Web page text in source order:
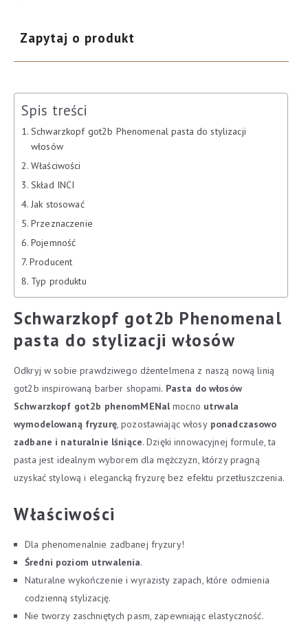
Zapytaj o produkt
Spis treści
Schwarzkopf got2b Phenomenal pasta do stylizacji
włosów
Właściwości
Skład INCI
Jak stosować
Przeznaczenie
Pojemność
Producent
Typ produktu
Schwarzkopf got2b Phenomenal
pasta do stylizacji włosów
Odkryj w sobie prawdziwego dżentelmena z naszą nową linią
got2b inspirowaną barber shopami. Pasta do włosów
Schwarzkopf got2b phenomMENalmocno utrwala
wymodelowaną fryzurę, pozostawiając włosyponadczasowo
zadbane i naturalnie lśniące. Dzięki innowacyjnej formule, ta
pasta jest idealnym wyborem dla mężczyzn, którzy pragną
uzyskać stylową i elegancką fryzurę bez efektu przetłuszczenia.
Właściwości
Dla phenomenalnie zadbanej fryzury!
Średni poziom utrwalenia.
Naturalne wykończenie i wyrazisty zapach, które odmienia
codzienną stylizację.
Nie tworzy zaschniętych pasm, zapewniając elastyczność.